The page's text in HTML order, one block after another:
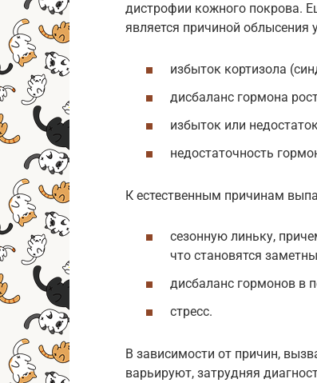
дистрофии кожного покрова.
является причиной
избыток кортизола
дисбаланс гормона
избыток или
недостаточность
К естественным причинам
сезонную линьку,
что становятся
дисбаланс гормонов в
стресс.
В зависимости от причин,
варьируют, затрудняя